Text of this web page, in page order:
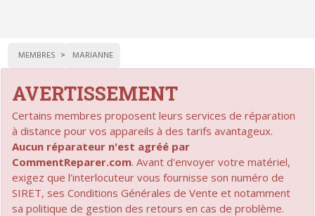
MEMBRES MARIANNE
AVERTISSEMENT
Certains membres proposent leurs services de réparation
à distance pour vos appareils à des tarifs avantageux.
Aucun réparateur n'est agréé par
CommentReparer.com. Avant d'envoyer votre matériel,
exigez que l'interlocuteur vous fournisse son numéro de
SIRET, ses Conditions Générales de Vente et notamment
sa politique de gestion des retours en cas de problème.